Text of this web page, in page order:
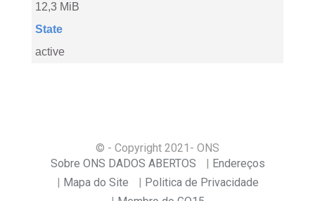
12,3 MiB
State
active
© - Copyright 2021 - ONS
Sobre ONS DADOS ABERTOS
Endereços
Mapa do Site
Politica de Privacidade